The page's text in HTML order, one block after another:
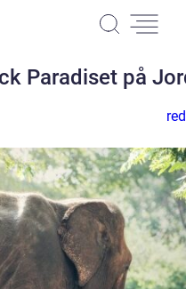
Paradiset på